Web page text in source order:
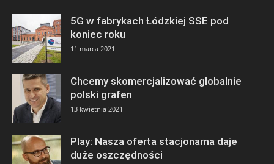
5G w fabrykach Łódzkiej SSE pod
koniec roku
11 marca 2021
Chcemy skomercjalizować globalnie
polski grafen
13 kwietnia 2021
Play: Nasza oferta stacjonarna daje
duże oszczędności